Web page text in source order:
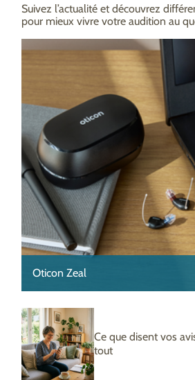
Suivez l’actualité et découvrez
pour mieux vivre votre audition au
Oticon Zeal
Ce que disent vos
tout